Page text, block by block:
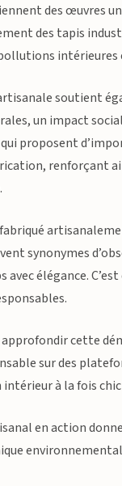
des œuvres
des tapis
intérieures
soutient
un impact
proposent
renforçant
synonymes
avec élégance.
cette
sur des
à la fois
en action